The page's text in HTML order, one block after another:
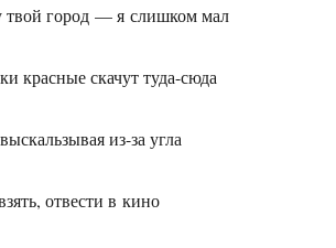
твой город — я слишком мал
красные скачут туда-сюда
из-за угла
отвести в кино